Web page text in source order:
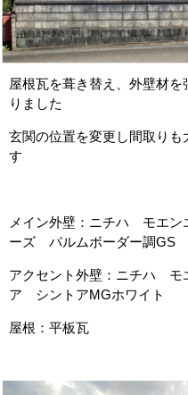
屋根瓦を葺き替え、外壁材
りました
玄関の位置を変更し間取り
す
メイン外壁：ニチハ モエン
ーズ パルムボーダー調GS
アクセント外壁：ニチハ
ア シントアMGホワイト
屋根：平板瓦